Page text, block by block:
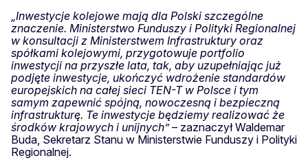
„Inwestycje kolejowe mają dla Polski szczególne
znaczenie. Ministerstwo Funduszy i Polityki Regionalnej
w konsultacji z Ministerstwem Infrastruktury oraz
spółkami kolejowymi, przygotowuje portfolio
inwestycji na przyszłe lata, tak, aby uzupełniając już
podjęte inwestycje, ukończyć wdrożenie standardów
europejskich na całej sieci TEN-T w Polsce i tym
samym zapewnić spójną, nowoczesną i bezpieczną
infrastrukturę. Te inwestycje będziemy realizować że
środków krajowych i unijnych”– zaznaczył Waldemar
Buda, Sekretarz Stanu w Ministerstwie Funduszy i Polityki
Regionalnej.